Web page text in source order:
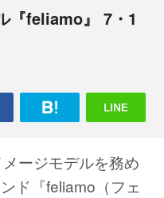
『feliamo』 7・1
ージモデルを務め
ド『feliamo（フェ